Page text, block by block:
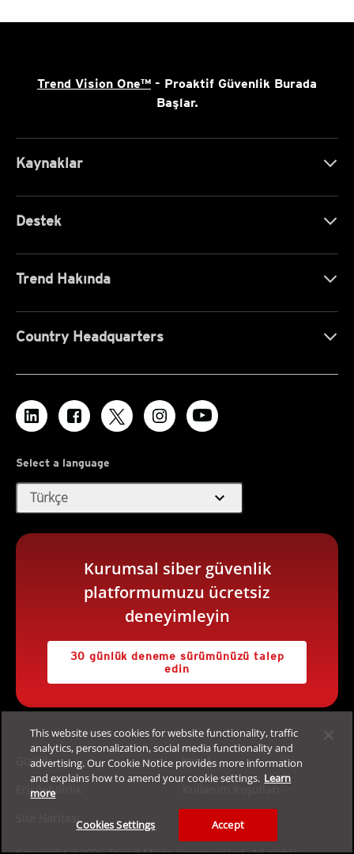
Trend Vision One™ - Proaktif Güvenlik Burada
Başlar.
Kaynaklar
Destek
Trend Hakında
Country Headquarters
Select a language
Türkçe expand_more
Kurumsal siber güvenlik
platformumuzu ücretsiz
deneyimleyin
30 günlük deneme sürümünüzü talep
edin
Gizlilik
Yasal
Erişilebilirlik
Kullanım Koşulları
Site Haritası
This website uses cookies for website functionality, traffic
analytics, personalization, social media functionality and
advertising. Our Cookie Notice provides more information
and explains how to amend your cookie settings. Learn
more
Cookies Settings Accept